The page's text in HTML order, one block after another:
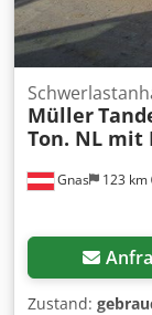
Gnas 123 km
Müller
Ton. NL mit
Zustand: